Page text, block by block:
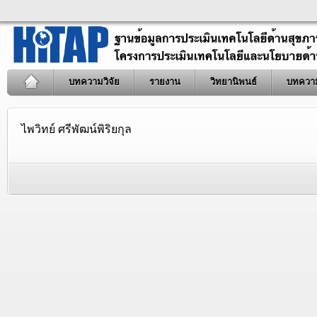
บทความวิจัย รายงาน วิทยานิพนธ์ บทควา
ไพวิทย์ ศรีพัฒน์พิริยกุล